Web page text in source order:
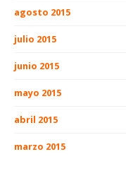
agosto 2015
julio 2015
junio 2015
mayo 2015
abril 2015
marzo 2015